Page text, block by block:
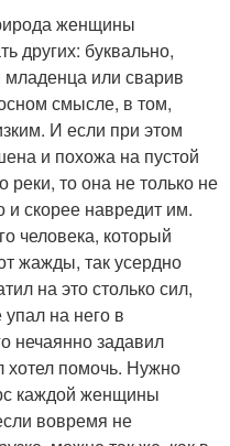
женщины
других: буквально,
младенца или сварив
смысле, в том,
И если при этом
и похожа на пустой
то она не только не
и скорее навредит им.
человека, который
жажды, так усердно
на это столько сил,
на него в
нечаянно задавил
хотел помочь. Нужно
каждой женщины
вовремя не